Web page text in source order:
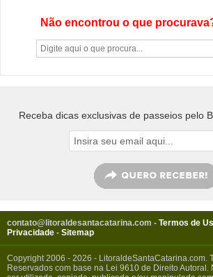
Não encontrou o que
Receba dicas exclusivas de passeios pelo
contato@litoraldesantacatarina.com - Termos de
Privacidade - Sitemap
Copyright 2006 - 2026 - LitoraldeSantaCatarina.com.
Reservados com base na Lei 9610 de Direito Autoral.